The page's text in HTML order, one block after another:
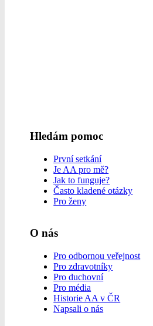
Hledám pomoc
První setkání
Je AA pro mě?
Jak to funguje?
Často kladené otázky
Pro ženy
O nás
Pro odbornou veřejnost
Pro zdravotníky
Pro duchovní
Pro média
Historie AA v ČR
Napsali o nás